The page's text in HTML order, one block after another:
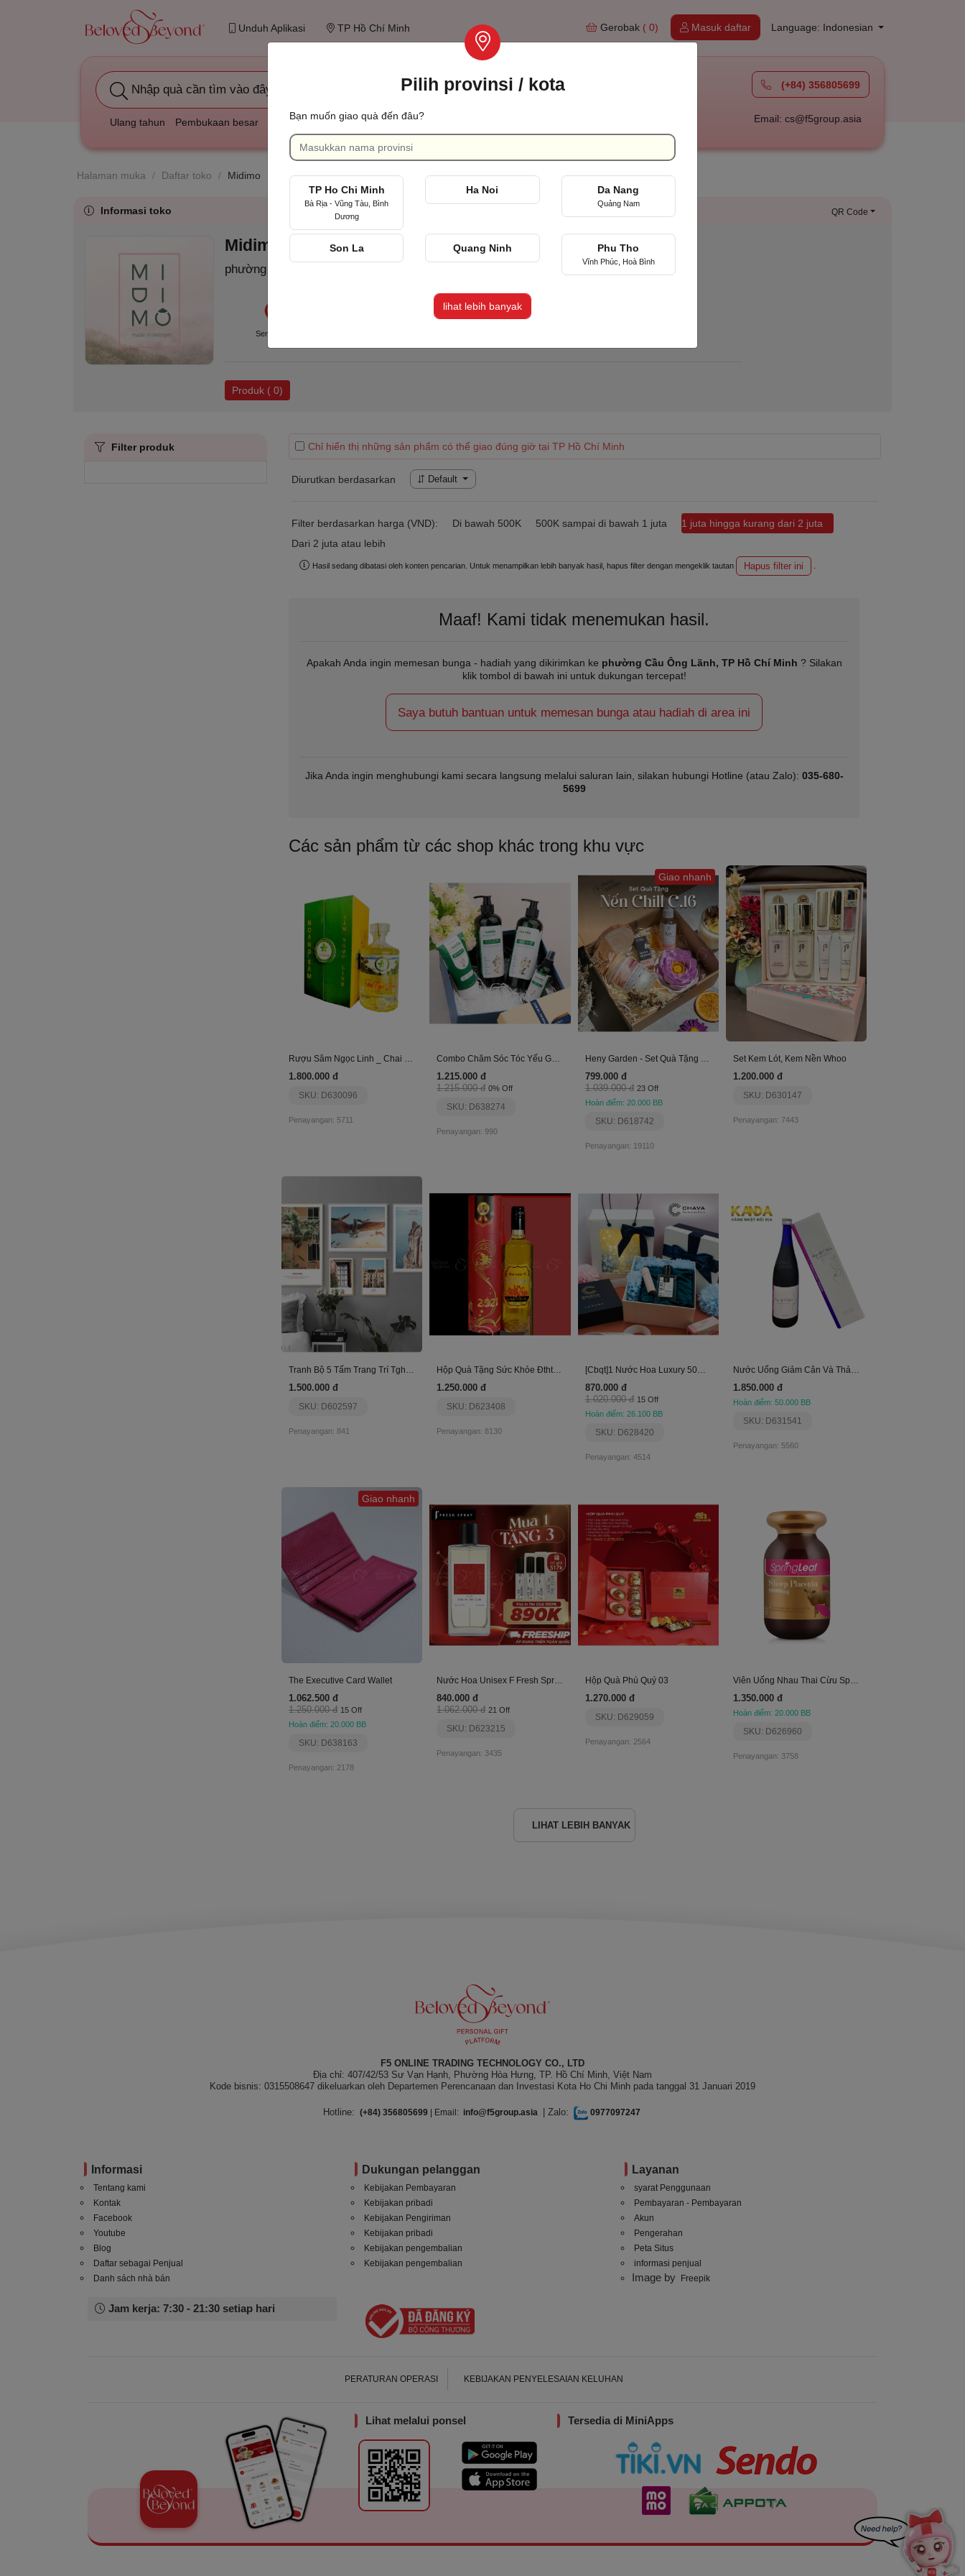
Unduh Aplikasi TP Hồ Chí Minh Gerobak ( 0) Masuk daftar Language: Indonesian
Nhập quà cần tìm vào đây
Ulang tahun Pembukaan besar Duka cita Ulang tahun pernikahan
(+84) 356805699
Email: cs@f5group.asia
Halaman muka / Daftar toko / Midimo
Informasi toko QR Code
Midimo
phường Cầu Ông Lãnh, TP Hồ Chí Minh
Semua produk
Produk ( 0)
Filter produk Chỉ hiển thị những sản phẩm có thể giao đúng giờ tại TP Hồ Chí Minh
Diurutkan berdasarkan Default
Filter berdasarkan harga (VND): Di bawah 500K 500K sampai di bawah 1 juta
1 juta hingga kurang dari 2 juta
Dari 2 juta atau lebih
Hasil sedang dibatasi oleh konten pencarian. Untuk menampilkan lebih banyak hasil, hapus filter dengan mengeklik tautan Hapus filter ini
Maaf! Kami tidak menemukan hasil.
Apakah Anda ingin memesan bunga - hadiah yang dikirimkan ke phường Cầu Ông Lãnh, TP Hồ Chí Minh ? Silakan
klik tombol di bawah ini untuk dukungan tercepat!
Saya butuh bantuan untuk memesan bunga atau hadiah di area ini
Jika Anda ingin menghubungi kami secara langsung melalui saluran lain, silakan hubungi Hotline (atau Zalo): 035-680-
5699
Các sản phẩm từ các shop khác trong khu vực
Rượu Sâm Ngọc Linh _ Chai 500 Ml (Rượu +Củ)
1.800.000 đ
SKU: D630096
Penayangan: 5711
Combo Chăm Sóc Tóc Yếu Gãy Rụng Gxtx
1.215.000 đ
1.215.000 đ 0% Off
SKU: D638274
Penayangan: 990
Giao nhanh
Heny Garden - Set Quà Tặng Nến Thơm Chill C-16
799.000 đ
1.039.000 đ 23 Off
Hoàn điểm: 20.000 BB
SKU: D618742
Penayangan: 19110
Set Kem Lót, Kem Nền Whoo
1.200.000 đ
SKU: D630147
Penayangan: 7443
1.500.000 đ
SKU: D602597
Penayangan: 841
1.250.000 đ
SKU: D623408
Penayangan: 8130
870.000 đ
1.020.000 đ 15 Off
Hoàn điểm: 26.100 BB
SKU: D628420
Penayangan: 4514
1.850.000 đ
Hoàn điểm: 50.000 BB
SKU: D631541
Penayangan: 5560
Giao nhanh
The Executive Card Wallet
1.062.500 đ
1.250.000 đ 15 Off
Hoàn điểm: 20.000 BB
SKU: D638163
Penayangan: 2178
Nước Hoa Unisex F Fresh Spray Kiss In The Club
840.000 đ
1.062.000 đ 21 Off
SKU: D623215
Penayangan: 3435
Hộp Quà Phú Quý 03
1.270.000 đ
SKU: D629059
Penayangan: 2564
Viên Uống Nhau Thai Cừu Spring Leaf 80000Mg
1.350.000 đ
Hoàn điểm: 20.000 BB
SKU: D626960
Penayangan: 3758
LIHAT LEBIH BANYAK
F5 ONLINE TRADING TECHNOLOGY CO., LTD
Địa chỉ: 407/42/53 Sư Vạn Hạnh, Phường Hòa Hưng, TP. Hồ Chí Minh, Việt Nam
Kode bisnis: 0315508647 dikeluarkan oleh Departemen Perencanaan dan Investasi Kota Ho Chi Minh pada tanggal 31 Januari 2019
Hotline: (+84) 356805699| Email: info@f5group.asia | Zalo: 0977097247
Informasi
Tentang kami
Kontak
Facebook
Youtube
Blog
Daftar sebagai Penjual
Danh sách nhà bán
Dukungan pelanggan
Kebijakan Pembayaran
Kebijakan pribadi
Kebijakan Pengiriman
Kebijakan pribadi
Kebijakan pengembalian
Kebijakan pengembalian
Layanan
syarat Penggunaan
Pembayaran - Pembayaran
Akun
Pengerahan
Peta Situs
informasi penjual
Image by Freepik
Jam kerja: 7:30 - 21:30 setiap hari
PERATURAN OPERASI KEBIJAKAN PENYELESAIAN KELUHAN
Lihat melalui ponsel Tersedia di MiniApps
Pilih provinsi / kota
Bạn muốn giao quà đến đâu?
TP Ho Chi Minh
Bà Rịa - Vũng Tàu, Bình
Dương
Ha Noi Da Nang
Quảng Nam
Son La Quang Ninh Phu Tho
Vĩnh Phúc, Hoà Bình
lihat lebih banyak